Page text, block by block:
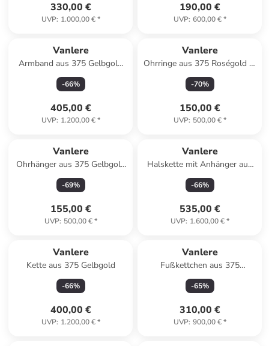
330,00 €
UVP: 1.000,00 €*
190,00 €
UVP: 600,00 €*
Vanlere
Armband aus 375 Gelbgold
Infinity-Design
-66%
405,00 €
UVP: 1.200,00 €*
Vanlere
Ohrringe aus 375 Roségold in
Roségold
-70%
150,00 €
UVP: 500,00 €*
Vanlere
Ohrhänger aus 375 Gelbgold
mit Opal
-69%
155,00 €
UVP: 500,00 €*
Vanlere
Halskette mit Anhänger aus
375 Weißgold mit Zirkonia
-66%
535,00 €
UVP: 1.600,00 €*
Vanlere
Kette aus 375 Gelbgold
-66%
400,00 €
UVP: 1.200,00 €*
Vanlere
Fußkettchen aus 375
Gelbgold
-65%
310,00 €
UVP: 900,00 €*